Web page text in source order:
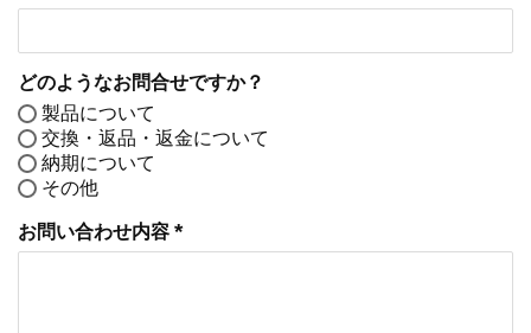
(必須)
どのようなお問合せですか？
製品について
交換・返品・返金について
納期について
その他
お問い合わせ内容
(必須)